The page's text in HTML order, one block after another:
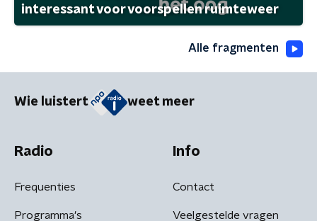
interessant voor voorspellen ruimteweer
Alle fragmenten
Wie luistert weet meer
Radio
Frequenties
Programma's
Info
Contact
Veelgestelde vragen